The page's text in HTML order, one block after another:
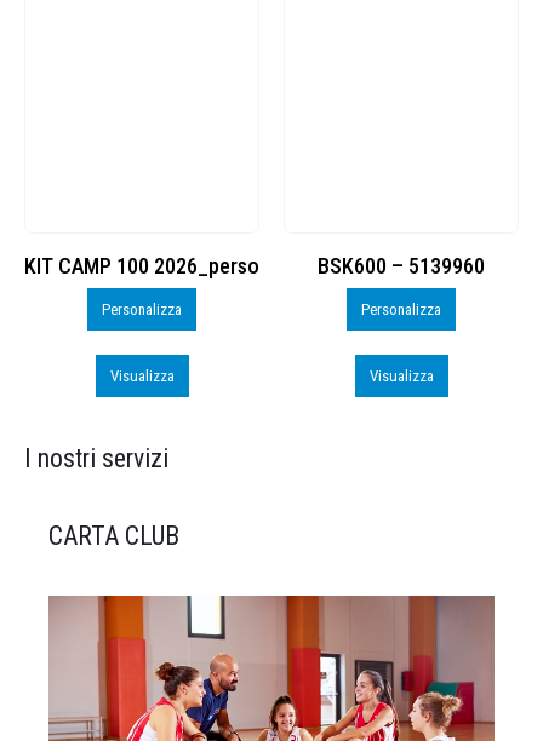
KIT CAMP 100 2026_perso
Personalizza
Visualizza
BSK600 – 5139960
Personalizza
Visualizza
I nostri servizi
CARTA CLUB